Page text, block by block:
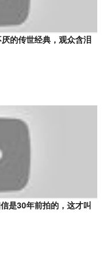
的传世经典，观众含泪
是30年前拍的，这才叫